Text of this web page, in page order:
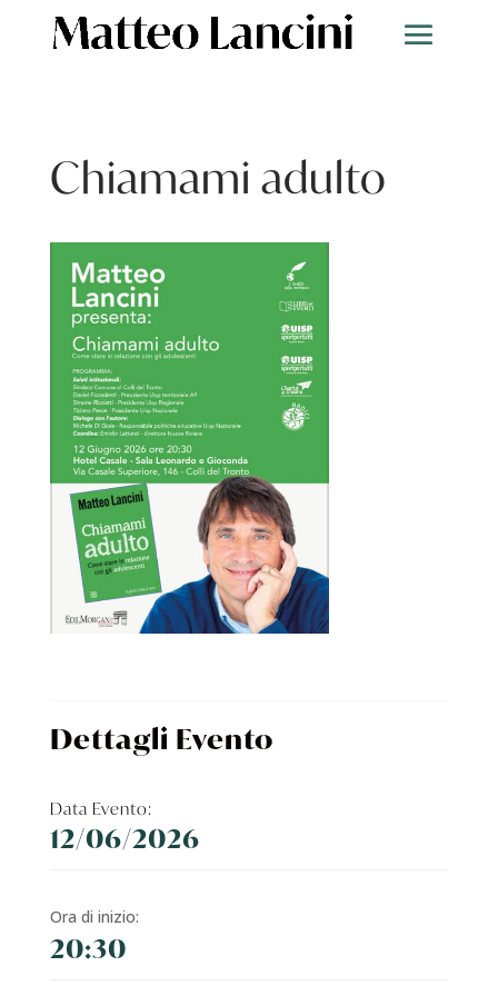
Chiamami adulto
Dettagli Evento
Data Evento:
12/06/2026
Ora di inizio:
20:30